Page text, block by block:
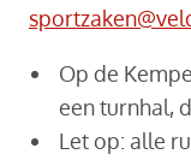
Op de
een turnhal,
Let op: alle